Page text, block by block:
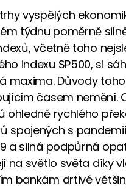
vyspělých
týdnu poměrně
včetně toho
indexu SP500, si
maxima. Důvody
časem nemění.
ohledně rychlého
spojených s
a silná podpůrná
na světlo světa díky
bankám drtivé